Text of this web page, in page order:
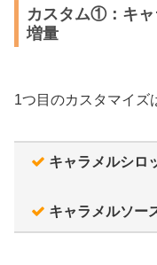
カスタム①：キャ
増量
1つ目のカスタマイズ
キャラメルシロ
キャラメルソー